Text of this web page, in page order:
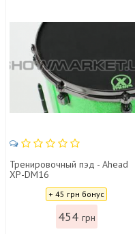
Тренировочный пэд - Ahead
XP-DM16
+ 45 грн бонус
454 грн